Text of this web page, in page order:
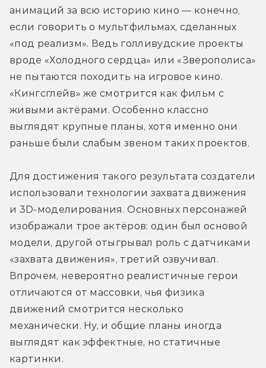
анимаций за всю историю кино — конечно,
если говорить о мультфильмах, сделанных
«под реализм». Ведь голливудские проекты
вроде «Холодного сердца» или «Зверополиса»
не пытаются походить на игровое кино.
«Кингсглейв» же смотрится как фильм с
живыми актёрами. Особенно классно
выглядят крупные планы, хотя именно они
раньше были слабым звеном таких проектов.
Для достижения такого результата создатели
использовали технологии захвата движения
и 3D-моделирования. Основных персонажей
изображали трое актёров: один был основой
модели, другой отыгрывал роль с датчиками
«захвата движения», третий озвучивал.
Впрочем, невероятно реалистичные герои
отличаются от массовки, чья физика
движений смотрится несколько
механически. Ну, и общие планы иногда
выглядят как эффектные, но статичные
картинки.